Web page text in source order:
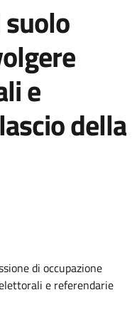
e
della
di occupazione
e referendarie